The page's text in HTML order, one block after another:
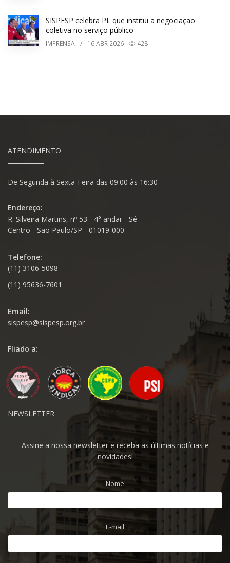
SISPESP celebra PL que institui a negociação
coletiva no serviço público
IMPRENSA / 16ABR 2026 428
ATENDIMENTO
De Segunda à Sexta-Feira das 09:00 às 16:30
Endereço:
R. Silveira Martins, nº 53 - 4° andar - Sé
Centro - São Paulo/SP - 01019-000
Telefone:
(11) 3106-5098
(11) 95636-7601
Email:
sispesp@sispesp.org.br
Fliado a:
NEWSLETTER
Assine a nossa newsletter e receba as últimas notícias e
novidades!
Nome
E-mail